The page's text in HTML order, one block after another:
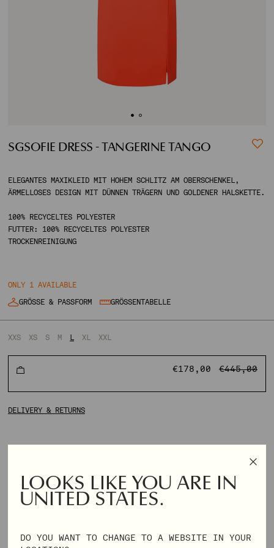
LOOKS LIKE YOU ARE IN
UNITED STATES.
DO YOU WANT TO CHANGE TO A WEBSITE IN YOUR
SGSOFIE DRESS - TANGERINE TANGO
ELEGANTES MAXIKLEID MIT HOHEM SCHLITZ AM OBERSCHENKEL,
ÄRMELLOSES DESIGN MIT DÜNNEN TRÄGERN UND GOLDENER HALSKETTE.
100% RECYCELTES POLYESTER
FUTTER: 100% RECYCELTES POLYESTER
TROCKENREINIGUNG
ONLY 1 AVAILABLE
GRÖSSE & PASSFORM
GRÖSSENTABELLE
XXS XS S M L XL XXL
NORMALER
€178,00 €445,00
DELIVERY & RETURNS